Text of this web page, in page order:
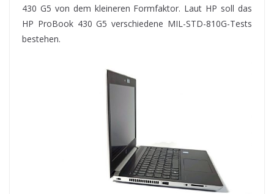
430 G5 von dem kleineren Formfaktor. Laut HP soll das
HP ProBook 430 G5 verschiedene MIL-STD-810G-Tests
bestehen.